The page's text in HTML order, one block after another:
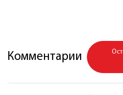
Комментарии